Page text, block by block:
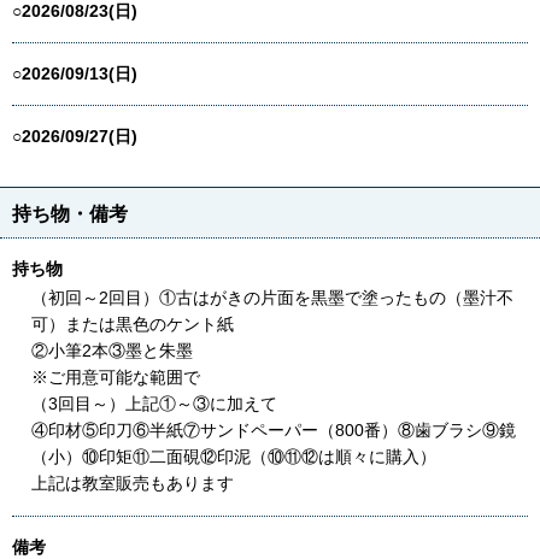
○2026/08/23(日)
○2026/09/13(日)
○2026/09/27(日)
持ち物・備考
持ち物
（初回～2回目）①古はがきの片面を黒墨で塗ったもの（墨汁不
可）または黒色のケント紙
②小筆2本③墨と朱墨
※ご用意可能な範囲で
（3回目～）上記①～③に加えて
④印材⑤印刀⑥半紙⑦サンドペーパー（800番）⑧歯ブラシ⑨鏡
（小）⑩印矩⑪二面硯⑫印泥（⑩⑪⑫は順々に購入）
上記は教室販売もあります
備考